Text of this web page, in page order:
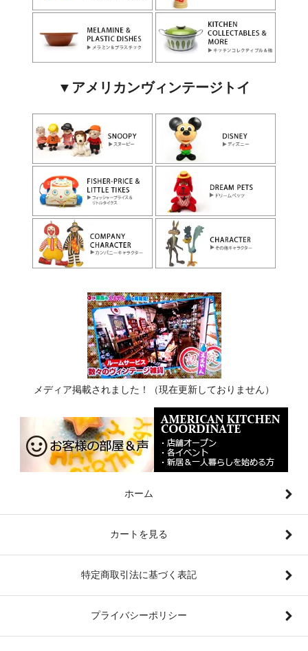
▼アメリカンヴィンテージトイ
メディア掲載されました！（現在更新しておりません）
ホーム
カートを見る
特定商取引法に基づく表記
プライバシーポリシー